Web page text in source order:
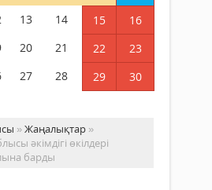
13 14 15
16
20 21 22
23
27 28 29
30
»Жаңалықтар »
әкімдігі өкілдері
барды